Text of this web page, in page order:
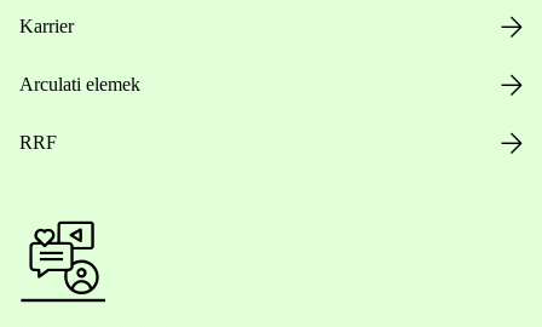
Karrier
Arculati elemek
RRF